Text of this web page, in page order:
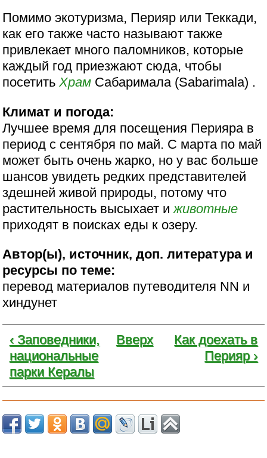
Помимо экотуризма, Перияр или Теккади,
как его также часто называют также
привлекает много паломников, которые
каждый год приезжают сюда, чтобы
посетитьХрам Сабаримала (Sabarimala) .
Климат и погода:
Лучшее время для посещения Перияра в
период с сентября по май. С марта по май
может быть очень жарко, но у вас больше
шансов увидеть редких представителей
здешней живой природы, потому что
растительность высыхает иживотные
приходят в поисках еды к озеру.
Автор(ы), источник, доп. литература и
ресурсы по теме:
перевод материалов путеводителя NN и
хиндунет
‹ Заповедники,
национальные
парки Кералы
Вверх
Как доехать в
Перияр ›